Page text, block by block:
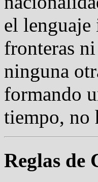
el lenguaje
fronteras
ninguna
formando
tiempo, no
Reglas de